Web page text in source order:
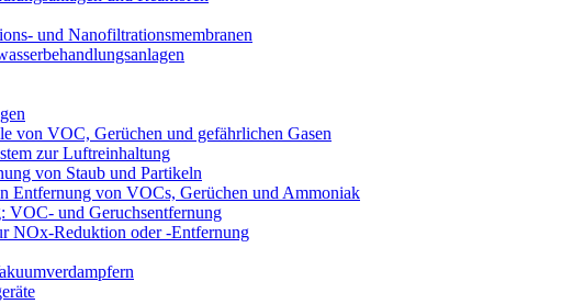
und Nanofiltrationsmembranen
von VOC, Gerüchen und gefährlichen Gasen
zur Luftreinhaltung
von Staub und Partikeln
Entfernung von VOCs, Gerüchen und Ammoniak
und Geruchsentfernung
NOx-Reduktion oder -Entfernung